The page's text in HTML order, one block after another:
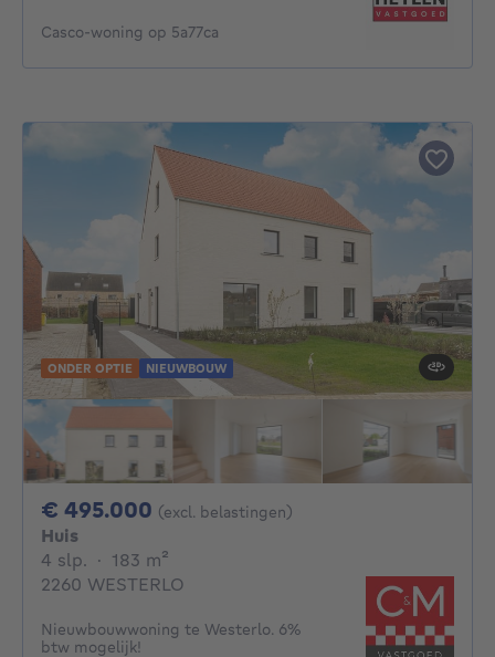
Casco-woning op 5a77ca
ONDER OPTIE NIEUWBOUW
€ 495.000 495000€
(excl. belastingen)
Huis
4 slp. 4 slaapkamers
· 183 m²
2260 WESTERLO
Nieuwbouwwoning te Westerlo. 6%
btw mogelijk!